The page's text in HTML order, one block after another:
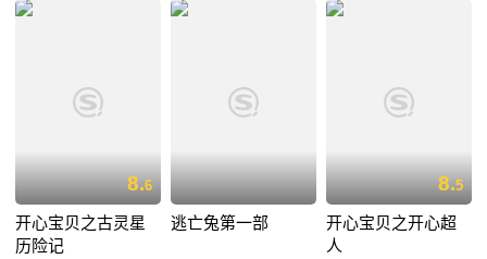
8.6
开心宝贝之古灵星
历险记
逃亡兔第一部
8.5
开心宝贝之开心超
人